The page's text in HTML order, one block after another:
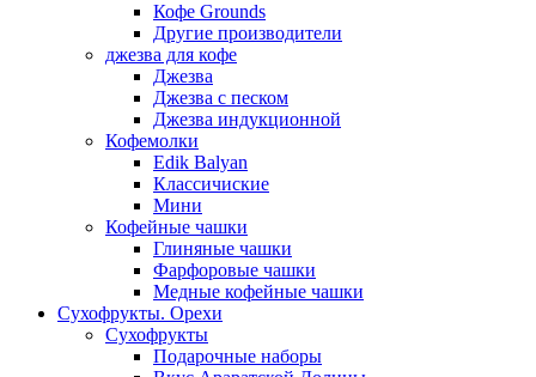
Кофе Grounds
Другие производители
джезва для кофе
Джезва
Джезва с песком
Джезва индукционной
Кофемолки
Edik Balyan
Классичиские
Мини
Кофейные чашки
Глиняные чашки
Фарфоровые чашки
Медные кофейные чашки
Сухофрукты. Орехи
Сухофрукты
Подарочные наборы